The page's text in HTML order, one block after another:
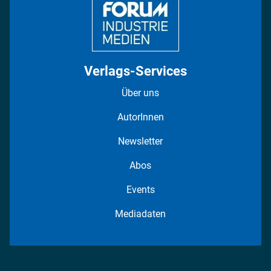
Verlags-Services
Über uns
AutorInnen
Newsletter
Abos
Events
Mediadaten